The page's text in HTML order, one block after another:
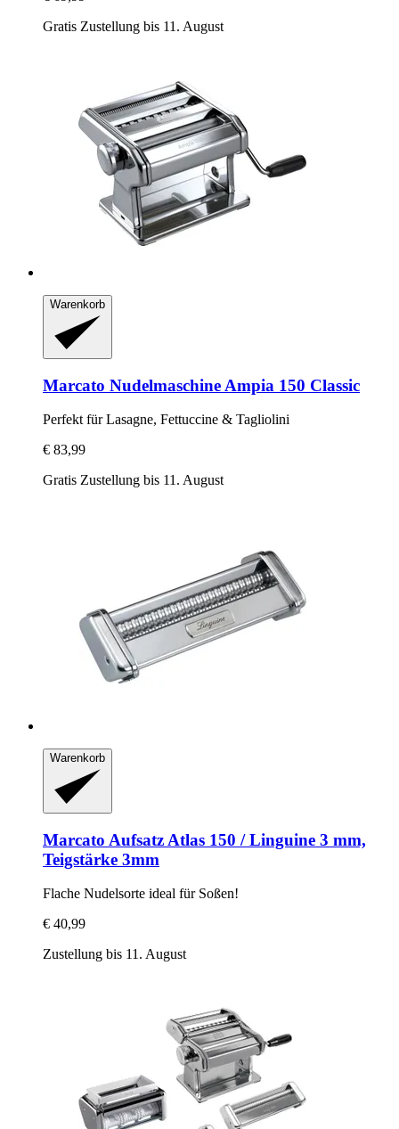
Gratis Zustellung bis 11. August
Warenkorb
Marcato Nudelmaschine Ampia 150 Classic
Perfekt für Lasagne, Fettuccine & Tagliolini
€ 83,99
Gratis Zustellung bis 11. August
Warenkorb
Marcato Aufsatz Atlas 150 / Linguine 3 mm,
Teigstärke 3mm
Flache Nudelsorte ideal für Soßen!
€ 40,99
Zustellung bis 11. August